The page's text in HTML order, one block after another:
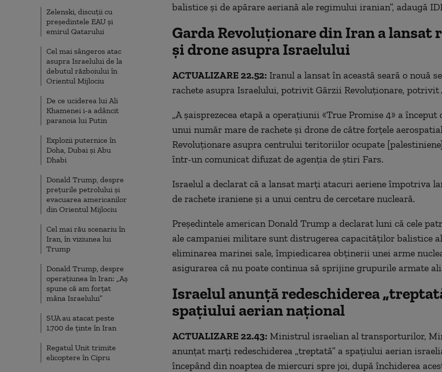
Zelenski, discuții cu
președintele EAU și
emirul Qatarului
Cel mai sângeros atac
asupra Israelului de la
debutul războiului în
Orientul Mijlociu
De ce uciderea lui Ali
Khamenei i-a adâncit
paranoia lui Putin
Explozii puternice în
Doha, Dubai și Abu
Dhabi
Donald Trump, despre
prețurile petrolului și
evacuarea americanilor
din Orientul Mijlociu
Cel mai rău scenariu în
Iran, în viziunea lui
Trump
Donald Trump, despre
operațiunea în Iran: „Aș
spune că am forțat
mâna Israelului”
SUA au atacat peste
1.700 de ținte în Iran
Regatul Unit trimite
elicoptere în Cipru
balistice și de apărare aeriană ale regimului iranian”, adaugă
Garda Revoluționare din Iran a lansat
și drone asupra Israelului
ACTUALIZARE 22.52: Iranul a lansat în această seară o nouă
rachete asupra Israelului, potrivit Gărzii Revoluționare, potrivit
„A șaisprezecea etapă a operațiunii «True Promise 4» a început
unui număr mare de rachete și drone de către forțele
Revoluționare asupra centrului teritoriilor ocupate
într-un comunicat difuzat de agenția de știri Fars.
Israelul a declarat că a lansat marți atacuri aeriene împotriva
de rachete iraniene și a unui centru de cercetare nucleară.
Președintele american Donald Trump a declarat luni că cele
ale campaniei militare sunt distrugerea capacităților balistice
eliminarea marinei sale, împiedicarea obținerii unei arme
asigurarea că nu poate continua să sprijine grupurile armate
Israelul anunță redeschiderea
spațiului aerian național
ACTUALIZARE 22.43: Ministrul israelian al transporturilor,
anunţat marţi redeschiderea „treptată” a spaţiului aerian
începând din noaptea de miercuri spre joi, după închiderea